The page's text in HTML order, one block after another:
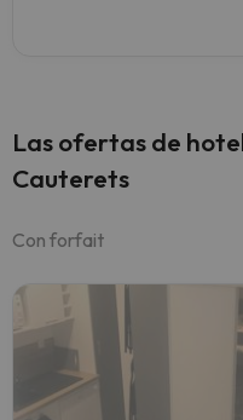
Las ofertas de
Cauterets
Con forfait